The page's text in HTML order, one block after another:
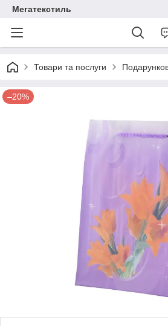
Мегатекстиль
Товари та послуги
–20%